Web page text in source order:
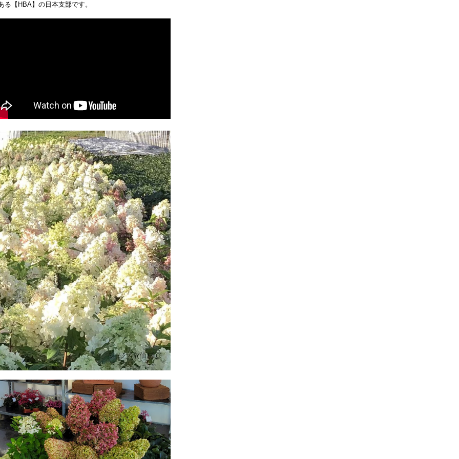
る【HBA】の日本支部です。